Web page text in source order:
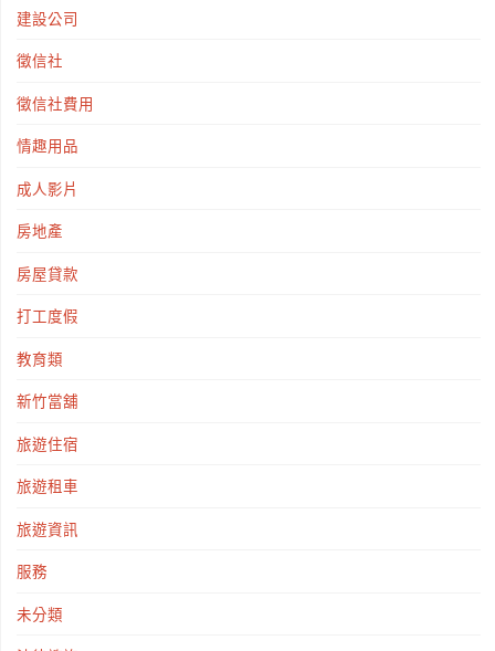
建設公司
徵信社
徵信社費用
情趣用品
成人影片
房地產
房屋貸款
打工度假
教育類
新竹當舖
旅遊住宿
旅遊租車
旅遊資訊
服務
未分類